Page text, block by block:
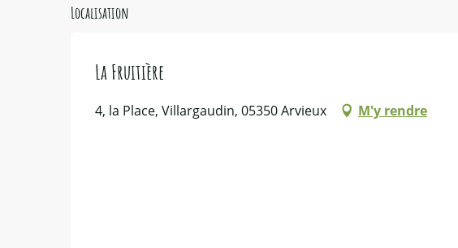
Localisation
La Fruitière
4, la Place, Villargaudin, 05350 Arvieux M'y rendre